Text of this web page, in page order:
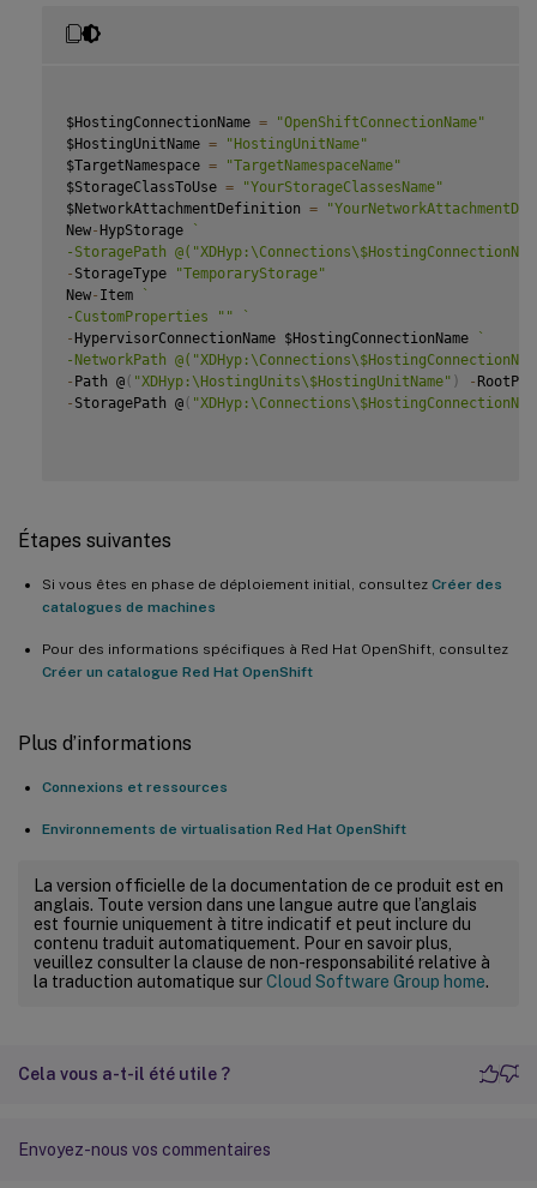
$HostingConnectionName =
"OpenShiftConnectionName"
$HostingUnitName =
"HostingUnitName"
$TargetNamespace =
"TargetNamespaceName"
$StorageClassToUse =
"YourStorageClassesName"
$NetworkAttachmentDefinition =
New-HypStorage
`
-StoragePath
- StorageType
"TemporaryStorage"
New- Item
`
-CustomProperties ""
`
-HypervisorConnectionName $HostingConnectionName
`
-NetworkPath
- Path @ ( "XDHyp:\HostingUnits\$HostingUnitName" ) -
- StoragePath @ (
Étapes suivantes
Si vous êtes en phase de déploiement initial, consultez Créer des
catalogues de machines
Pour des informations spécifiques à Red Hat OpenShift, consultez
Créer un catalogue Red Hat OpenShift
Plus d’informations
Connexions et ressources
Environnements de virtualisation Red Hat OpenShift
La version officielle de la documentation de ce produit est en
anglais. Toute version dans une langue autre que l’anglais
est fournie uniquement à titre indicatif et peut inclure du
contenu traduit automatiquement. Pour en savoir plus,
veuillez consulter la clause de non-responsabilité relative à
la traduction automatique surCloud Software Group home.
Cela vous a-t-il été utile ?
Envoyez-nous vos commentaires